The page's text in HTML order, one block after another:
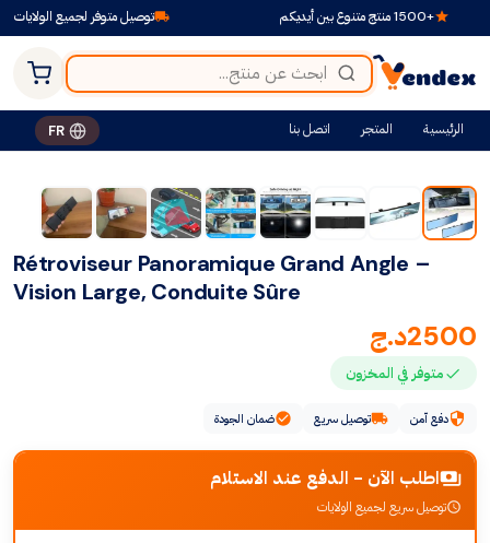
توصيل متوفر لجميع الولايات
الرئيسية المتجر اتصل بنا FR
Rétroviseur Panoramique Grand Angle –
Vision Large, Conduite Sûre
2500د.ج
متوفر في المخزون
دفع آمن توصيل سريع ضمان الجودة
اطلب الآن - الدفع عند الاستلام
توصيل سريع لجميع الولايات